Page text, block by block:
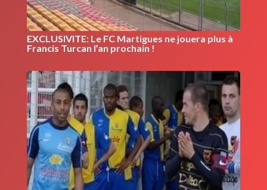
EXCLUSIVITE: Le FC Martigues ne jouera plus à
Francis Turcan l’an prochain !